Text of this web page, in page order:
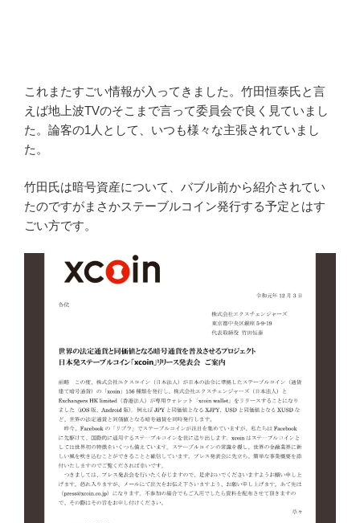
これまたすごい情報が入ってきました。竹田恒泰氏と言
えば地上波TVのそこまで言って委員会で良く見ていまし
た。論客の1人として、いつも様々な主張されていまし
た。
竹田氏は暗号資産について、バブル前から紹介されてい
たのですがまさかステーブルコイン発行する予定とはす
ごい方です。